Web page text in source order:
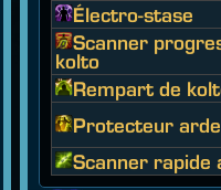
Électro-stase
Scanner
kolto
Rempart de
Protecteur
Scanner rapide